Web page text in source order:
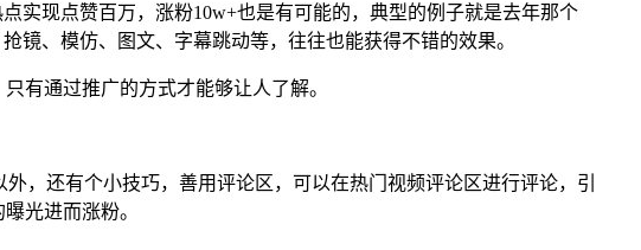
实现点赞百万，涨粉10w+也是有可能的，典型的例子就是去年那个
镜、模仿、图文、字幕跳动等，往往也能获得不错的效果。
有通过推广的方式才能够让人了解。
，还有个小技巧，善用评论区，可以在热门视频评论区进行评论，引
光进而涨粉。